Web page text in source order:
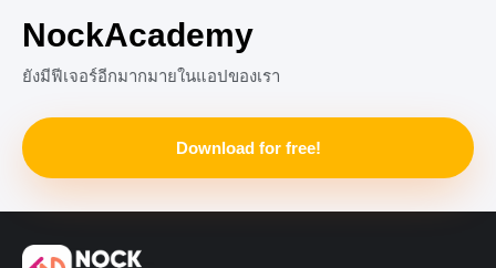
+2
NockAcademy
ยังมีฟีเจอร์อีกมากมายในแอปของเรา
Download for free!